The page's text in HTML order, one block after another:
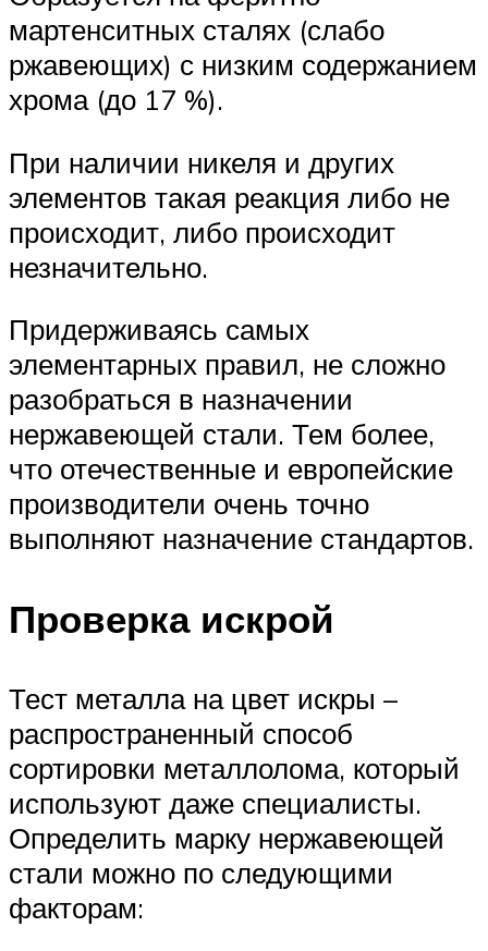
мартенситных сталях (слабо
ржавеющих) с низким содержанием
хрома (до 17 %).
При наличии никеля и других
элементов такая реакция либо не
происходит, либо происходит
незначительно.
Придерживаясь самых
элементарных правил, не сложно
разобраться в назначении
нержавеющей стали. Тем более,
что отечественные и европейские
производители очень точно
выполняют назначение стандартов.
Проверка искрой
Тест металла на цвет искры –
распространенный способ
сортировки металлолома, который
используют даже специалисты.
Определить марку нержавеющей
стали можно по следующими
факторам: